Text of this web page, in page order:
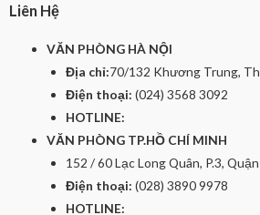
Liên Hệ
VĂN PHÒNG HÀ NỘI
Địa chỉ:70/132 Khương Trung,
Điện thoại: (024) 3568 3092
HOTLINE:
VĂN PHÒNG TP.HỒ CHÍ MINH
152 / 60 Lạc Long Quân, P.3,
Điện thoại: (028) 3890 9978
HOTLINE: